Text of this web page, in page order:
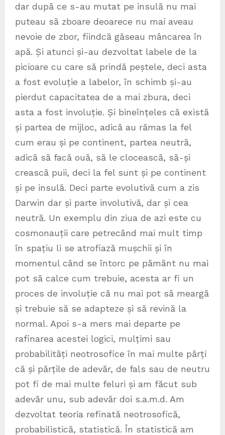
dar după ce s-au mutat pe insulă nu mai
puteau să zboare deoarece nu mai aveau
nevoie de zbor, fiindcă găseau mâncarea în
apă. Și atunci și-au dezvoltat labele de la
picioare cu care să prindă peștele, deci asta
a fost evoluție a labelor, în schimb și-au
pierdut capacitatea de a mai zbura, deci
asta a fost involuție. Și bineînțeles că există
și partea de mijloc, adică au rămas la fel
cum erau și pe continent, partea neutră,
adică să facă ouă, să le clocească, să-și
crească puii, deci la fel sunt și pe continent
și pe insulă. Deci parte evolutivă cum a zis
Darwin dar și parte involutivă, dar și cea
neutră. Un exemplu din ziua de azi este cu
cosmonauții care petrecând mai mult timp
în spațiu li se atrofiază mușchii și în
momentul când se întorc pe pământ nu mai
pot să calce cum trebuie, acesta ar fi un
proces de involuție că nu mai pot să meargă
și trebuie să se adapteze și să revină la
normal. Apoi s-a mers mai departe pe
rafinarea acestei logici, mulțimi sau
probabilități neotrosofice în mai multe părți
că și părțile de adevăr, de fals sau de neutru
pot fi de mai multe feluri și am făcut sub
adevăr unu, sub adevăr doi s.a.m.d. Am
dezvoltat teoria refinată neotrosofică,
probabilistică, statistică. În statistică am